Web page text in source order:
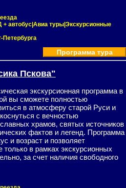
автобус|Авиа туры|Экскурсионные
Петербурга
Программа тура
Пскова"
экскурсионная программа в
вы сможете полностью
в атмосферу старой Руси и
с вечностью
храмов, святых источников
фактов и легенд. Программа
и возраст и позволяет
только в рамках экскурсионных
за счет наличия свободного